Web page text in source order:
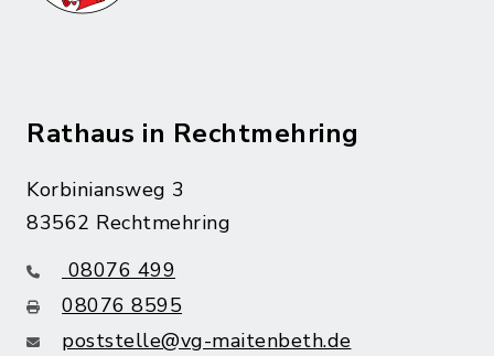
Rathaus in Rechtmehring
Korbiniansweg 3
83562 Rechtmehring
08076 499
08076 8595
poststelle@vg-maitenbeth.de